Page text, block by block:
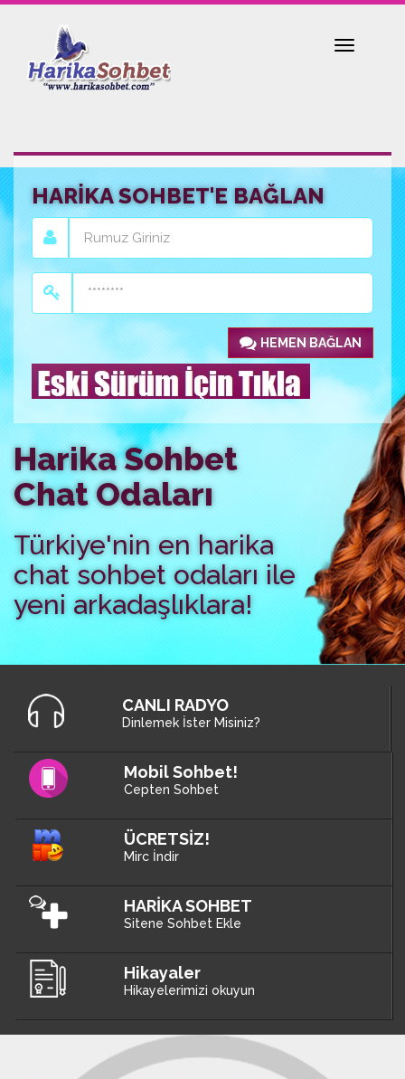
Toggle
HARİKA SOHBET'E BAĞLAN
HEMEN BAĞLAN
Harika Sohbet
Chat Odaları
Türkiye'nin en harika
chat sohbet odaları ile
yeni arkadaşlıklara!
CANLI RADYO
Dinlemek İster Misiniz?
Mobil Sohbet!
Cepten Sohbet
ÜCRETSİZ!
Mirc İndir
HARİKA SOHBET
Sitene Sohbet Ekle
Hikayaler
Hikayelerimizi okuyun